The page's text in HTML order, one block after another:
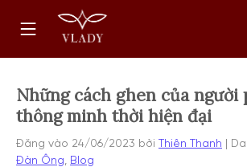
dung
Trang
chủ
Những cách ghen của người
thông minh thời hiện đại
Đăng vào 24/06/2023 bởi Thiên Thanh
Đàn Ông
Blog